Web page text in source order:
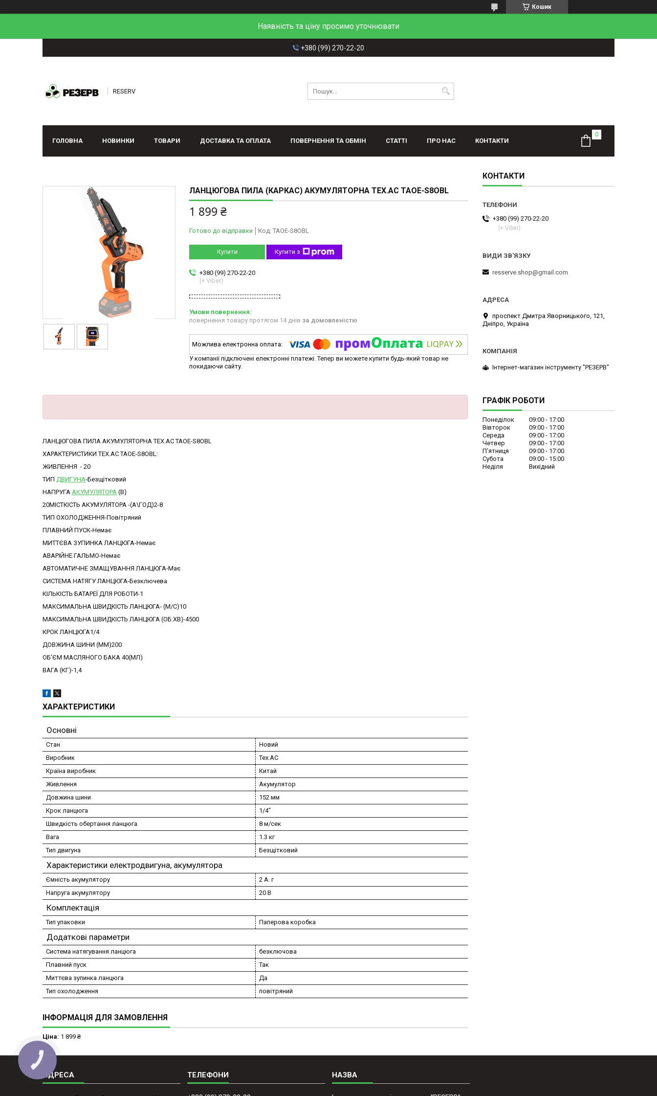
Кошик
Наявність та ціну просимо уточнювати
+380 (99) 270-22-20
RESERV
ГОЛОВНА НОВИНКИ ТОВАРИ ДОСТАВКА ТА ОПЛАТА ПОВЕРНЕННЯ ТА ОБМІН СТАТТІ ПРО НАС КОНТАКТИ
ЛАНЦЮГОВА ПИЛА (КАРКАС) АКУМУЛЯТОРНА TEX.AC TAOE-S8OBL
1 899 ₴
Готово до відправки Код: TAOE-S8OBL
Купити Купити з
+380 (99) 270-22-20
(+ Viber)
повернення товару протягом 14 днів за домовленістю
У компанії підключені електронні платежі. Тепер ви можете купити будь-який товар не
покидаючи сайту.
ЛАНЦЮГОВА ПИЛА АКУМУЛЯТОРНА TEX.AC TAOE-S8OBL
ХАРАКТЕРИСТИКИ TEX.AC TAOE-S8OBL:
ЖИВЛЕННЯ - 20
ТИП ДВИГУНА-Безщітковий
НАПРУГА АКУМУЛЯТОРА (В)
20МІСТКІСТЬ АКУМУЛЯТОРА -(А\ГОД)2-8
ТИП ОХОЛОДЖЕННЯ-Повітряний
ПЛАВНИЙ ПУСК-Немає
МИТТЄВА ЗУПИНКА ЛАНЦЮГА-Немає
АВАРІЙНЕ ГАЛЬМО-Немає
АВТОМАТИЧНЕ ЗМАЩУВАННЯ ЛАНЦЮГА-Має
СИСТЕМА НАТЯГУ ЛАНЦЮГА-Безключева
КІЛЬКІСТЬ БАТАРЕЇ ДЛЯ РОБОТИ-1
МАКСИМАЛЬНА ШВИДКІСТЬ ЛАНЦЮГА- (М/С)10
МАКСИМАЛЬНА ШВИДКІСТЬ ЛАНЦЮГА (ОБ.ХВ)-4500
КРОК ЛАНЦЮГА1/4
ДОВЖИНА ШИНИ (ММ)200
ОБ'ЄМ МАСЛЯНОГО БАКА 40(МЛ)
ВАГА (КГ)-1,4
ХАРАКТЕРИСТИКИ
Основні
Стан
Новий
Виробник
Tex.AC
Країна виробник
Китай
Живлення
Акумулятор
Довжина шини
152 мм
Крок ланцюга
1/4"
Швидкість обертання ланцюга
8 м/сек
Вага
1.3 кг
Тип двигуна
Безщітковий
Характеристики електродвигуна, акумулятора
Ємність акумулятору
2 А. г
Напруга акумулятору
20 В
Комплектація
Тип упаковки Паперова коробка
Додаткові параметри
Система натягування ланцюга
безключова
Плавний пуск
Так
Миттєва зупинка ланцюга
Да
Тип охолодження
повітряний
ІНФОРМАЦІЯ ДЛЯ ЗАМОВЛЕННЯ
Ціна: 1 899 ₴
КОНТАКТИ
+380 (99) 270-22-20
(+ Viber)
resserve.shop@gmail.com
проспект Дмитра Яворницького, 121,
Дніпро, Україна
Інтернет-магазин інструменту "РЕЗЕРВ"
ГРАФІК РОБОТИ
Понеділок 09:00
17:00
Вівторок
09:00
17:00
Середа
09:00
17:00
Четвер
09:00
17:00
Пʼятниця
09:00
17:00
Субота
09:00
15:00
Неділя
Вихідний
КНОПКА
ЗВ'ЯЗКУ